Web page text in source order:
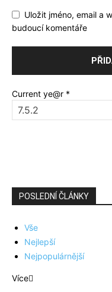
Uložit jméno, email a
budoucí komentáře
Current ye@r *
POSLEDNÍ ČLÁNKY
Vše
Nejlepší
Nejpopulárnější
Více